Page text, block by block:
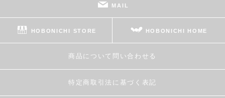
MAIL
HOBONICHI STORE HOBONICHI HOME
商品について問い合わせる
特定商取引法に基づく表記